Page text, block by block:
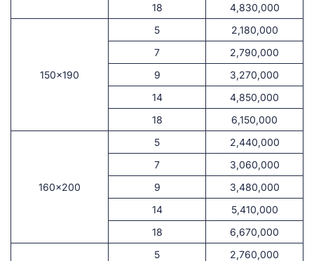
18
4,830,000
150×190
5
2,180,000
7
2,790,000
9
3,270,000
14
4,850,000
18
6,150,000
160×200
5
2,440,000
7
3,060,000
9
3,480,000
14
5,410,000
18
6,670,000
5
2,760,000